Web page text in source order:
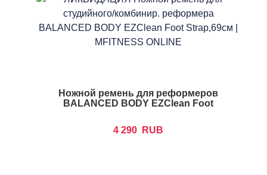
Ножной ремень для реформеров
BALANCED BODY EZClean Foot
4 290 RUB